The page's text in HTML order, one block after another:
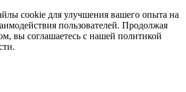
cookie для улучшения вашего опыта на
пользователей. Продолжая
вы соглашаетесь с нашей политикой